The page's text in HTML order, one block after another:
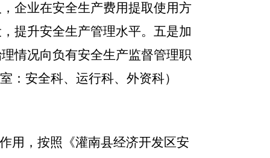
企业在安全生产费用提取使用方
提升安全生产管理水平。 五是加
情况向负有安全生产监督管理职
：安全科、运行科、外资科）
用，按照《灌南县经济开发区安